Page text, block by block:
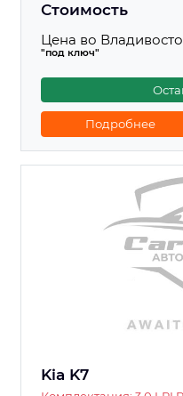
Стоимость
Цена во
"под ключ"
Подробнее
Kia K7